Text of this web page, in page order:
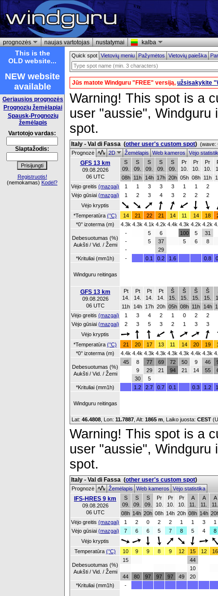
prognozės naujas vartotojas nustatymai kalba
This is the
OLD website...
NEW website
available
Geriausios prognozės
Prognozių žemėlapiai
Spausk-Prognozių
žemėlapis
Vartotojo vardas:
Slaptažodis:
Registruotis!
(nemokamas) Kodėl?
Quick spot Vietovių meniuPažymėtosVietovių paieška
Jūs matote Windguru "FREE" versiją, užsisakykite
Warning! This spot is a
user "aussie",
spot.
Italy - Val di Fassa (other user's custom spot) (wave:
Prognozė
2D ŽemėlapisWeb kamerosVėjo
GFS 13 km
09.08.2026
06 UTC
S
09.
S
09.
S
09.
S
09.
S
09.
Pr
10.
Pr
10.
Pr
10.
08h
11h 14h 17h 20h 05h 08h 11h
Vėjo greitis (mazgai) 1 1 3 3 3 1 1 2
Vėjo gūsiai (mazgai) 1 2 3 4 3 2 2 2
Vėjo kryptis
*Temperatūra (°C) 14 21 22 21 14 11 14 18
*0° izoterma (m)
4.3k 4.3k 4.1k 4.2k 4.4k 4.3k 4.2k 4.2k
Debesuotumas (%)
Aukšti / Vid. / Žemi
-
-
-
5
5
6
37
29
100
5
5
6
31
8
*Krituliai (mm1h) - 0.1 0.2 1.6 0.8
Windguru reitingas
GFS 13 km
09.08.2026
06 UTC
Pt
14.
Pt
14.
Pt
14.
Pt
14.
Š
15.
Š
15.
Š
15.
Š
15.
11h
14h 17h 20h 05h 08h 11h 14h
Vėjo greitis (mazgai) 1 3 4 2 1 0 2 2
Vėjo gūsiai (mazgai) 2 3 5 3 2 1 3 3
Vėjo kryptis
*Temperatūra (°C) 21 20 17 13 11 14 20 19
*0° izoterma (m)
4.4k 4.4k 4.3k 4.3k 4.3k 4.3k 4.4k 4.3k
Debesuotumas (%)
Aukšti / Vid. / Žemi
45
8
9
30
77
29
5
69
21
72
94
50
21
9
14
46
55
*Krituliai (mm1h) 1.2 2.7 0.7 0.1 0.3 1.2
Windguru reitingas
Lat: 46.4808 , Lon: 11.7887 Alt: 1865 m , Laiko juosta: CEST
Warning! This spot is a
user "aussie",
spot.
Italy - Val di Fassa (other user's custom spot)
Prognozė ŽemėlapisWeb kamerosVėjo statistika
IFS-HRES 9 km
09.08.2026
06 UTC
S
09.
S
09.
S
09.
Pr
10.
Pr
10.
Pr
10.
A
11.
A
11.
A
11.
08h 14h 20h 08h 14h 20h 08h 14h
Vėjo greitis (mazgai) 1 2 0 2 2 1 1 3
1
Vėjo gūsiai (mazgai) 7 6 6 5 7 8 5 4
8
Vėjo kryptis
Temperatūra (°C) 10 9 9 8 9 12 15 12 16
Debesuotumas (%)
Aukšti / Vid. / Žemi
15
44 80 97 97 97 49
44
10
20
*Krituliai (mm1h)
-